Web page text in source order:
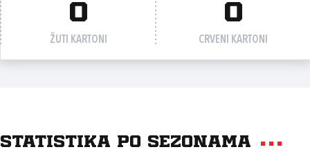
0
ŽUTI KARTONI
0
CRVENI KARTONI
Statistika po sezonama